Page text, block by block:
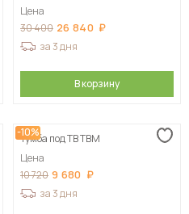
Цена
30 400 26 840
за 3 дня
В корзину
-10%
Тумба под ТВ ТВМ
Цена
10 720 9 680
за 3 дня